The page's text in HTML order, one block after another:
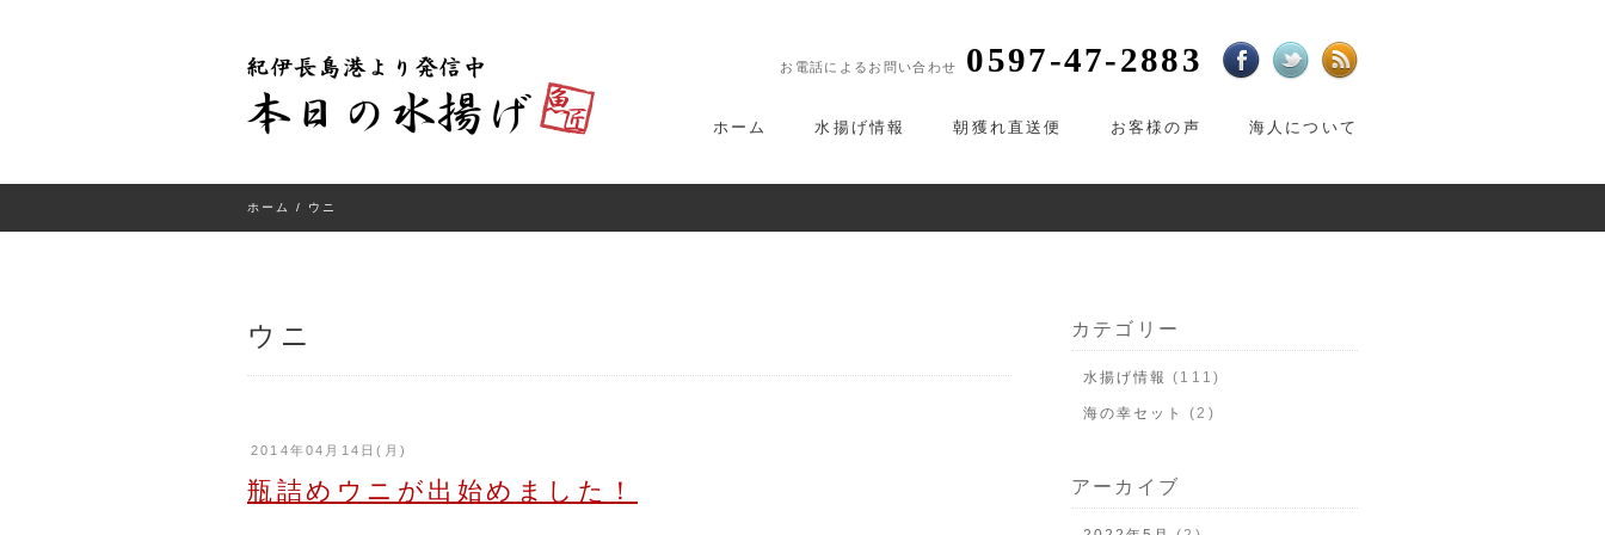
ホーム 水揚げ情報 朝獲れ直送便 お客様の声 海人について
お電話によるお問い合わせ 0597-47-2883
ホーム / ウニ
ウニ
2014年04月14日(月)
瓶詰めウニが出始めました！
カテゴリー
水揚げ情報 (111)
海の幸セット (2)
アーカイブ